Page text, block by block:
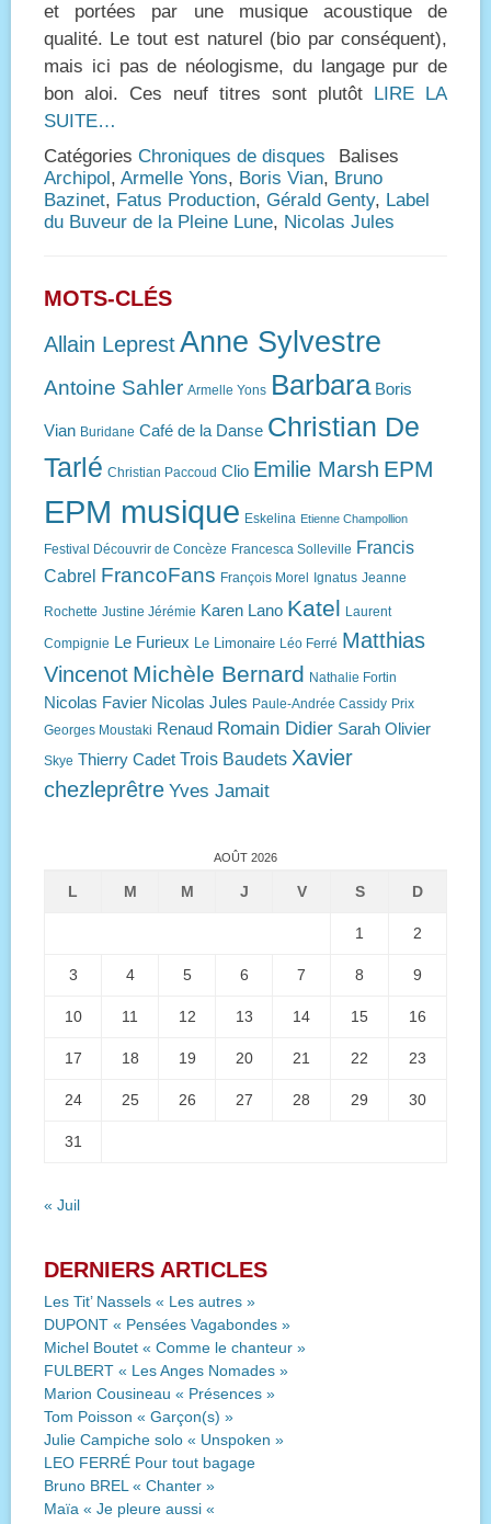
et portées par une musique acoustique de
qualité. Le tout est naturel (bio par conséquent),
mais ici pas de néologisme, du langage pur de
bon aloi. Ces neuf titres sont plutôt LIRE LA
SUITE…
Catégories Chroniques de disques
Balises
Archipol, Armelle Yons, Boris Vian, Bruno
Bazinet, Fatus Production, Gérald Genty, Label
du Buveur de la Pleine Lune, Nicolas Jules
MOTS-CLÉS
Allain LeprestAnne Sylvestre
Antoine Sahler Armelle Yons Barbara Boris
Vian Buridane Café de la Danse Christian De
Tarlé Christian Paccoud Clio Emilie Marsh EPM
EPM musique Eskelina Etienne Champollion
Festival Découvrir de Concèze Francesca Solleville Francis
Cabrel FrancoFans François Morel Ignatus Jeanne
Rochette Justine Jérémie Karen Lano Katel Laurent
Compignie Le Furieux Le Limonaire Léo Ferré Matthias
Vincenot Michèle Bernard Nathalie Fortin
Nicolas Favier Nicolas Jules Paule-Andrée Cassidy Prix
Georges Moustaki Renaud Romain Didier Sarah Olivier
Skye Thierry Cadet Trois Baudets Xavier
chezleprêtre Yves Jamait
AOÛT 2026
L M M J V S D
1 2
3 4 5 6 7 8 9
10 11 12 13 14 15 16
17 18 19 20 21 22 23
24 25 26 27 28 29 30
31
« Juil
DERNIERS ARTICLES
Les Tit’ Nassels « Les autres »
DUPONT « Pensées Vagabondes »
Michel Boutet « Comme le chanteur »
FULBERT « Les Anges Nomades »
Marion Cousineau « Présences »
Tom Poisson « Garçon(s) »
Julie Campiche solo « Unspoken »
LEO FERRÉ Pour tout bagage
Bruno BREL « Chanter »
Maïa « Je pleure aussi «